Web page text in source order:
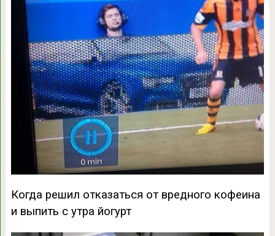
Когда решил отказаться от вредного кофеина
и выпить с утра йогурт